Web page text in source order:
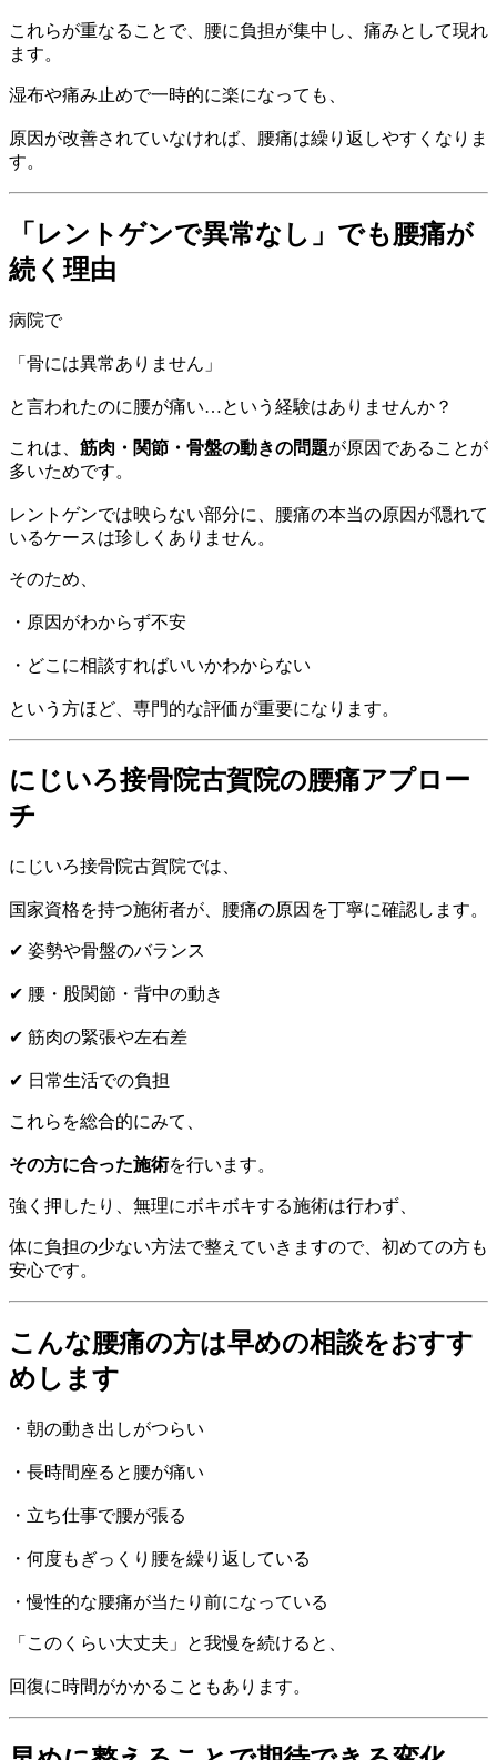
これらが重なることで、腰に負担が集中し、痛みとして現れ
ます。
湿布や痛み止めで一時的に楽になっても、
原因が改善されていなければ、腰痛は繰り返しやすくなりま
す。
「レントゲンで異常なし」でも腰痛が
続く理由
病院で
「骨には異常ありません」
と言われたのに腰が痛い…という経験はありませんか？
これは、 筋肉・関節・骨盤の動きの問題が原因であることが
多いためです。
レントゲンでは映らない部分に、腰痛の本当の原因が隠れて
いるケースは珍しくありません。
そのため、
・原因がわからず不安
・どこに相談すればいいかわからない
という方ほど、専門的な評価が重要になります。
にじいろ接骨院古賀院の腰痛アプロー
チ
にじいろ接骨院古賀院では、
国家資格を持つ施術者が、腰痛の原因を丁寧に確認します。
✔ 姿勢や骨盤のバランス
✔ 腰・股関節・背中の動き
✔ 筋肉の緊張や左右差
✔ 日常生活での負担
これらを総合的にみて、
その方に合った施術を行います。
強く押したり、無理にボキボキする施術は行わず、
体に負担の少ない方法で整えていきますので、初めての方も
安心です。
こんな腰痛の方は早めの相談をおすす
めします
・朝の動き出しがつらい
・長時間座ると腰が痛い
・立ち仕事で腰が張る
・何度もぎっくり腰を繰り返している
・慢性的な腰痛が当たり前になっている
「このくらい大丈夫」と我慢を続けると、
回復に時間がかかることもあります。